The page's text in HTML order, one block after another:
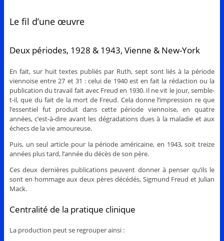
Le fil d’une œuvre
Deux périodes, 1928 & 1943, Vienne & New-York
En fait, sur huit textes publiés par Ruth, sept sont liés à la période
viennoise entre 27 et 31 : celui de 1940 est en fait la rédaction ou la
publication du travail fait avec Freud en 1930. Il ne vit le jour, semble-
t-il, que du fait de la mort de Freud. Cela donne l’impression re que
l’essentiel fut produit dans cette période viennoise, en quatre
années, c’est-à-dire avant les dégradations dues à la maladie et aux
échecs de la vie amoureuse.
Puis, un seul article pour la période américaine, en 1943, soit treize
années plus tard, l’année du décès de son père.
Ces deux dernières publications peuvent donner à penser qu’ils le
sont en hommage aux deux pères décédés, Sigmund Freud et Julian
Mack.
Centralité de la pratique clinique
La production peut se regrouper ainsi :